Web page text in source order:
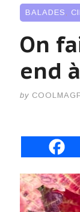
BALADES ,
On
end
by